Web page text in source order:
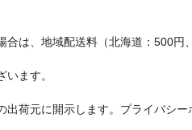
は、地域配送料（北海道：500
ます。
荷元に開示します。プライバシ